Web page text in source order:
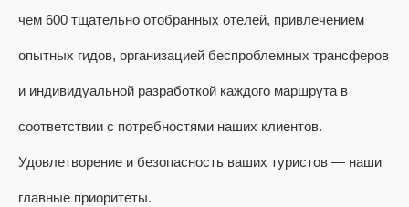
чем 600 тщательно отобранных отелей, привлечением
опытных гидов, организацией беспроблемных трансферов
и индивидуальной разработкой каждого маршрута в
соответствии с потребностями наших клиентов.
Удовлетворение и безопасность ваших туристов — наши
главные приоритеты.